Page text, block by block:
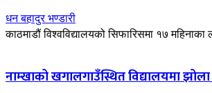
धन बहादुर भण्डारी
काठमाडौं विश्वविद्यालयको सिफारिसमा १७
नाम्खाको खगालगाउँस्थित विद्यालयमा